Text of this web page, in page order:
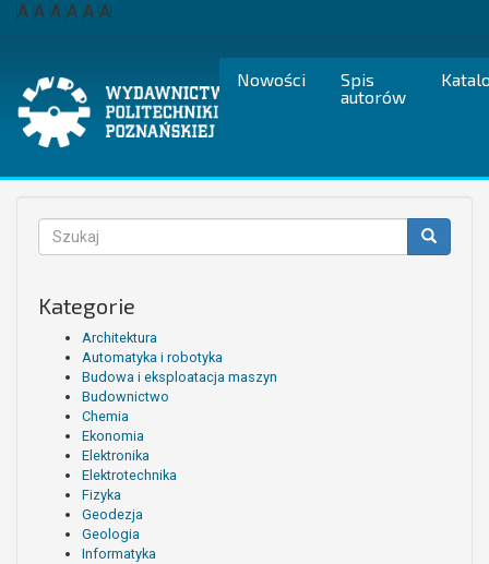
Przejdź
A A A A A A
Nowości
Spis
autorów
Formularz
wyszukiwania
Kategorie
Architektura
Automatyka i robotyka
Budowa i eksploatacja maszyn
Budownictwo
Chemia
Ekonomia
Elektronika
Elektrotechnika
Fizyka
Geodezja
Geologia
Informatyka